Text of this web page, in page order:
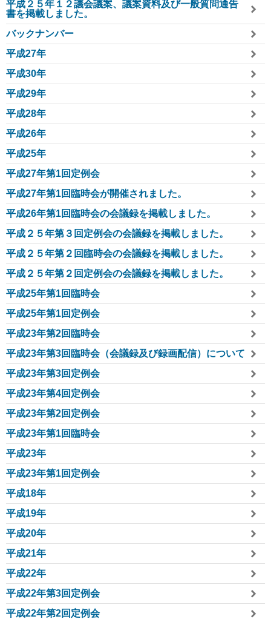
平成２５年１２議会議案、議案資料及び一般質問通告
書を掲載しました。
バックナンバー
平成27年
平成30年
平成29年
平成28年
平成26年
平成25年
平成27年第1回定例会
平成27年第1回臨時会が開催されました。
平成26年第1回臨時会の会議録を掲載しました。
平成２５年第３回定例会の会議録を掲載しました。
平成２５年第２回臨時会の会議録を掲載しました。
平成２５年第２回定例会の会議録を掲載しました。
平成25年第1回臨時会
平成25年第1回定例会
平成23年第2回臨時会
平成23年第3回臨時会（会議録及び録画配信）について
平成23年第3回定例会
平成23年第4回定例会
平成23年第2回定例会
平成23年第1回臨時会
平成23年
平成23年第1回定例会
平成18年
平成19年
平成20年
平成21年
平成22年
平成22年第3回定例会
平成22年第2回定例会